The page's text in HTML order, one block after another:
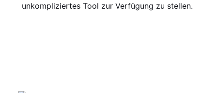
unkompliziertes Tool zur Verfügung zu stellen.